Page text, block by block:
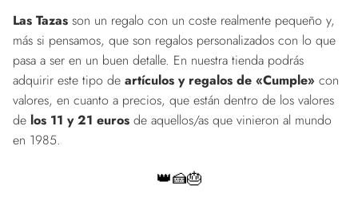
Las Tazas son un regalo con un coste realmente pequeño y,
más si pensamos, que son regalos personalizados con lo que
pasa a ser en un buen detalle. En nuestra tienda podrás
adquirir este tipo de artículos y regalos de «Cumple» con
valores, en cuanto a precios, que están dentro de los valores
de los 11 y 21 euros de aquellos/as que vinieron al mundo
en 1985.
👑🍰🎂